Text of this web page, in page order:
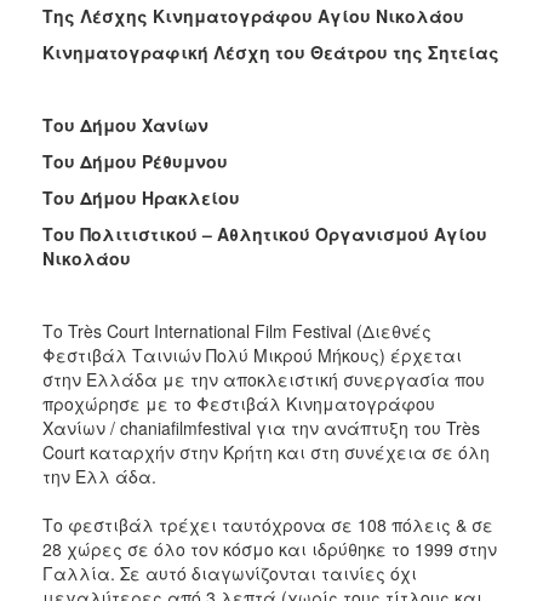
Της Λέσχης Κινηματογράφου Αγίου Νικολάου
Κινηματογραφική Λέσχη του Θεάτρου της Σητείας
Του Δήμου Χανίων
Του Δήμου Ρέθυμνου
Του Δήμου Ηρακλείου
Του Πολιτιστικού – Αθλητικού Οργανισμού Αγίου
Νικολάου
Το Très Court International Film Festival (Διεθνές
Φεστιβάλ Ταινιών Πολύ Μικρού Μήκους) έρχεται
στην Ελλάδα με την αποκλειστική συνεργασία που
προχώρησε με το Φεστιβάλ Κινηματογράφου
Χανίων / chaniafilmfestival για την ανάπτυξη του Très
Court καταρχήν στην Κρήτη και στη συνέχεια σε όλη
την Ελλ άδα.
Το φεστιβάλ τρέχει ταυτόχρονα σε 108 πόλεις & σε
28 χώρες σε όλο τον κόσμο και ιδρύθηκε το 1999 στην
Γαλλία. Σε αυτό διαγωνίζονται ταινίες όχι